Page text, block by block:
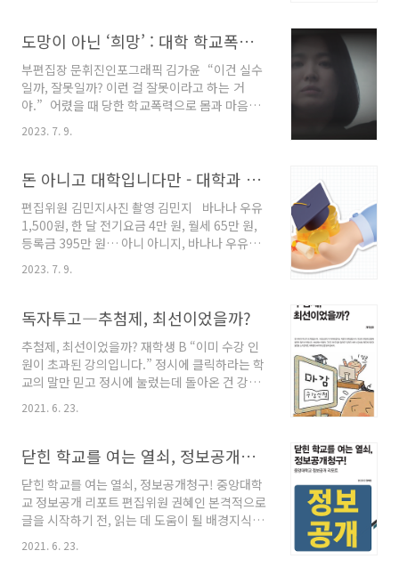
며 근근이 살아간다. 마을이 워낙 폐쇄적이고 좁
은 탓일까. ..
과 다양한 나이, 성별, 전공, 출신의 친구들을 만
를 내는 곳 ‘멘자(Mensa)’라고 불리는 독일의 학
식당에서 밥을 먹다가 소책자 하나를 받았다. 당
시 국제 이슈였던 러시아-우크라이나 전쟁 관련
토론회에 오라는 홍보 책자였다. 그날 이후로도
는 키워드를 주제로 이야기를 하고,..
도망이 아닌 ‘희망’ : 대학 학교폭력의 민낯
부편집장 문휘진인포그래픽 김가윤 “이건 실수
일까, 잘못일까? 이런 걸 잘못이라고 하는 거
야.” 어렸을 때 당한 학교폭력으로 몸과 마음에
큰 상처를 입은 주인공 ‘동은’이 가해자 ‘연진’에
게 복수하기 위해 살아가는 삶을 그린 드라마, ‘더
학교폭력 문제가 사회적으로 대두되고 있다. 이
요 대학에서는 학폭 이력을 반영하는 전형을 정
시까지 확대하기로 했다. 그럼 이미 대학에 입학
한 우리는 안전한 건가? 학교폭력에서 ‘학교’는
대학교도 포함되지만, 많은 이들이 잊고 있다. 이
가 존재할 수 있다는 사실을 인지하지 못하고 ..
2023. 7. 9.
돈 아니고 대학입니다만 - 대학과 등록금, 그 공론장을 열다
편집위원 김민지사진 촬영 김민지 바나나 우유
1,500원, 한 달 전기요금 4만 원, 월세 65만 원,
등록금 395만 원… 아니 아니지, 바나나 우유는
200원이 올랐고, 공공요금은 평균 4천 원씩, 월
세는 5만원이, 그리고.. 그리고 등록금도? 어라,
사장학금 한 학기 30만 원, 2023년 최저시급
9,620원… 이건 오를 가망이 안보이네.. 내 주머
니에 들어오는 돈은 점점 줄어드는데 내야 할 비
용만 많아지면 대체 어쩌란 거야!? 지난해 말,
정부로부터 “등록금 인상 규제를 완화할 수 있
다”는 이야기가 대두됐다. 실제로 교대를 중심으
인상 논의가 이..
2023. 7. 9.
독자투고―추첨제, 최선이었을까?
추첨제, 최선이었을까? 재학생 B “이미 수강 인
원이 초과된 강의입니다.” 정시에 클릭하라는 학
교의 말만 믿고 정시에 눌렀는데 돌아온 건 강의
다섯 번은 넘게 해봤건만 어째 평소보다 수강신
이전보다 수강신청할 수 있는 최종 여석이 절반
으로 줄었다. 올해부터 도입된 ‘추첨제 시스템’ 때
문이다. 수강신청 당일 학교 커뮤니티는 추첨제
로 뒤집어졌다. 역시나 논의의 중심은 추첨제다.
아무래도 추첨제 회의론이 소수의견은 아닌 것
같다. 추첨제 시스템은 강의를 장바구니에 담은
2021. 6. 23.
닫힌 학교를 여는 열쇠, 정보공개청구!
닫힌 학교를 여는 열쇠, 정보공개청구! 중앙대학
교 정보공개 리포트 편집위원 권혜인 본격적으로
글을 시작하기 전, 읽는 데 도움이 될 배경지식을
하 정보공개청구)제도는 국민이 공공기관에 공개
2021. 6. 23.